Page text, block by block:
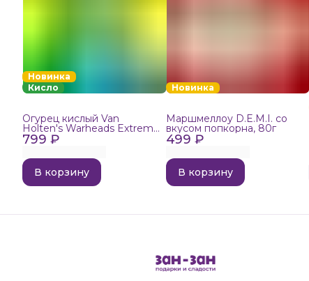
Новинка
Кисло
799 ₽
Огурец кислый Van
Holten's Warheads Extreme
Sour, 140г
В корзину
Новинка
499 ₽
Маршмеллоу D.E.M.I. со
вкусом попкорна, 80г
В корзину